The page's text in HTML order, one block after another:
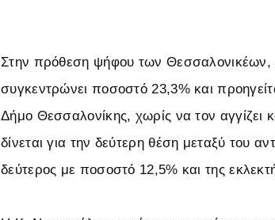
Στην πρόθεση ψήφου των Θεσσαλονικέων,
συγκεντρώνει ποσοστό 23,3% και
Δήμο Θεσσαλονίκης, χωρίς να τον αγγίζει
δίνεται για την δεύτερη θέση μεταξύ του
δεύτερος με ποσοστό 12,5% και της